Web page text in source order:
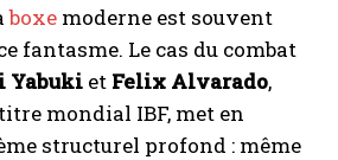
boxe moderne est souvent
fantasme. Le cas du combat
Yabuki et Felix Alvarado,
mondial IBF, met en
structurel profond : même